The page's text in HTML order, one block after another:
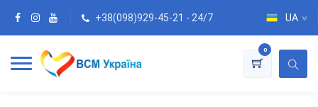
+38(098)929-45-21 - 24/7 UA
0